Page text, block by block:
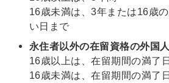
16歳未満は、3年または16歳
い日まで
永住者以外の在留資格の外国人
16歳以上は、在留期間の満了
16歳未満は、在留期間の満了